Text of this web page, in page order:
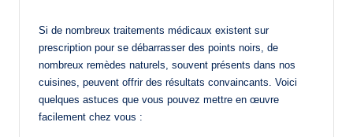
Si de nombreux traitements médicaux existent sur
prescription pour se débarrasser des points noirs, de
nombreux remèdes naturels, souvent présents dans nos
cuisines, peuvent offrir des résultats convaincants. Voici
quelques astuces que vous pouvez mettre en œuvre
facilement chez vous :